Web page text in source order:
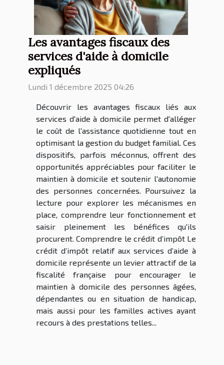
Les avantages fiscaux des
services d'aide à domicile
expliqués
Lundi 1 décembre 2025 04:26
Découvrir les avantages fiscaux liés aux
services d'aide à domicile permet d'alléger
le coût de l'assistance quotidienne tout en
optimisant la gestion du budget familial. Ces
dispositifs, parfois méconnus, offrent des
opportunités appréciables pour faciliter le
maintien à domicile et soutenir l'autonomie
des personnes concernées. Poursuivez la
lecture pour explorer les mécanismes en
place, comprendre leur fonctionnement et
saisir pleinement les bénéfices qu'ils
procurent. Comprendre le crédit d’impôt Le
crédit d’impôt relatif aux services d’aide à
domicile représente un levier attractif de la
fiscalité française pour encourager le
maintien à domicile des personnes âgées,
dépendantes ou en situation de handicap,
mais aussi pour les familles actives ayant
recours à des prestations telles...